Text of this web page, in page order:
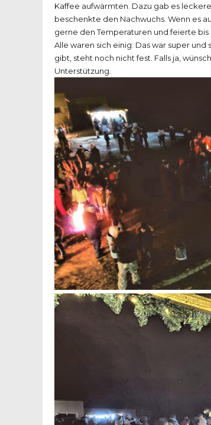
Kaffee aufwärmten. Dazu gab es
beschenkte den Nachwuchs. Wenn es
gerne den Temperaturen und feierte bis
Alle waren sich einig: Das war super
gibt, steht noch nicht fest. Falls ja,
Unterstützung.